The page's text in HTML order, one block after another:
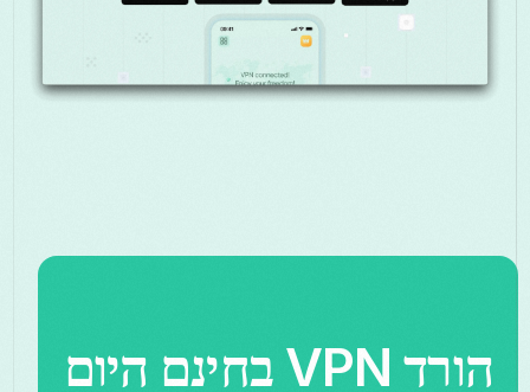
הורד VPN בחינם היום